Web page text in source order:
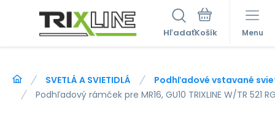
Hľadať Menu
SVETLÁ A SVIETIDLÁ
Podhľadové vstavané
Podhľadový rámček pre MR16, GU10 TRIXLINE W/TR 521